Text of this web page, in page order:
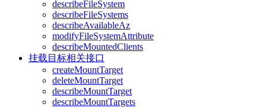
describeFileSystem
describeFileSystems
describeAvailableAz
modifyFileSystemAttribute
describeMountedClients
挂载目标相关接口
createMountTarget
deleteMountTarget
describeMountTarget
describeMountTargets